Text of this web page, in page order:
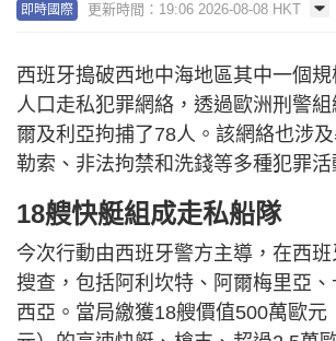
即時國際 更新時間：19:06 2026-08-08 HKT
西班牙搗破西地中海地區其中一個
人口走私犯罪網絡，透過歐洲刑警組
爾及利亞拘捕了78人。該網絡也涉
勒索、非法拘禁和洗錢等多種犯罪活
18艘快艇組成走私船隊
今次行動由西班牙警方主導，在西
搜查，包括阿利坎特、阿爾梅里亞
西亞。當局繳獲18艘價值500萬歐元